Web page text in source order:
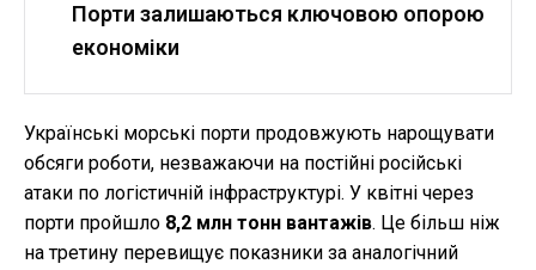
Порти залишаються ключовою опорою
економіки
Українські морські порти продовжують нарощувати
обсяги роботи, незважаючи на постійні російські
атаки по логістичній інфраструктурі. У квітні через
порти пройшло 8,2 млн тонн вантажів. Це більш ніж
на третину перевищує показники за аналогічний